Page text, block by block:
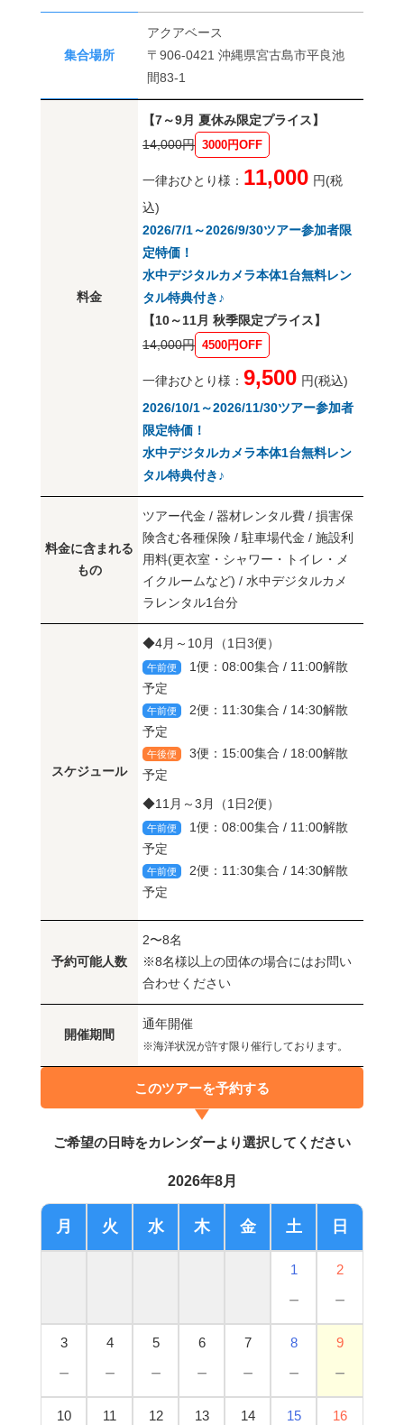
集合場所
アクアベース
〒906-0421 沖縄県宮古島市平良池
間83-1
料金
【7～9月 夏休み限定プライス】
14,000円 3000円OFF
一律おひとり様： 11,000 円(税
込)
2026/7/1～2026/9/30ツアー参加者限
定特価！
水中デジタルカメラ本体1台無料レン
タル特典付き♪
【10～11月 秋季限定プライス】
14,000円 4500円OFF
一律おひとり様： 9,500 円(税込)
2026/10/1～2026/11/30ツアー参加者
限定特価！
水中デジタルカメラ本体1台無料レン
タル特典付き♪
料金に含まれる
もの
ツアー代金 / 器材レンタル費 / 損害保
険含む各種保険 / 駐車場代金 / 施設利
用料(更衣室・シャワー・トイレ・メ
イクルームなど) / 水中デジタルカメ
ラレンタル1台分
スケジュール
◆4月～10月（1日3便）
午前便
1便：08:00集合 / 11:00解散
予定
午前便
2便：11:30集合 / 14:30解散
予定
午後便
3便：15:00集合 / 18:00解散
予定
◆11月～3月（1日2便）
午前便
1便：08:00集合 / 11:00解散
予定
午前便
2便：11:30集合 / 14:30解散
予定
予約可能人数
2〜8名
※8名様以上の団体の場合にはお問い
合わせください
開催期間
通年開催
※海洋状況が許す限り催行しております。
このツアーを予約する
ご希望の日時をカレンダーより選択してください
2026年8月
月 火 水 木 金 土 日
1
－
2
－
3
－
4
－
5
－
6
－
7
－
8
－
9
－
10 11 12 13 14 15 16